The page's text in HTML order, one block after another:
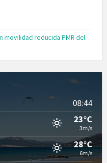
movilidad reducida PMR del
08:44
23°C
3m/s
28°C
6m/s